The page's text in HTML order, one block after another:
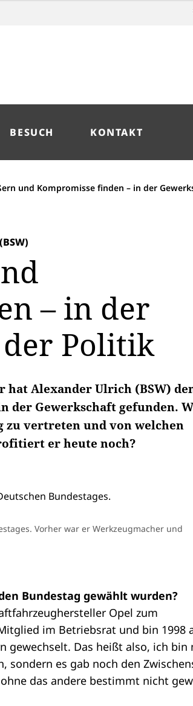
BESUCH KONTAKT
und Kompromisse finden – in der
– in der
Politik
Alexander Ulrich (BSW)
der Gewerkschaft gefunden.
zu vertreten und von welchen
er heute noch?
Vorher war er Werkzeugmacher und
Bundestag gewählt wurden?
Opel zum
im Betriebsrat und bin 1998
gewechselt. Das heißt also, ich bin
sondern es gab noch den
das andere bestimmt nicht